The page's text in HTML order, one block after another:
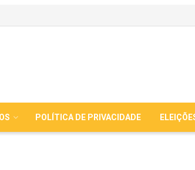
POLÍTICA DE PRIVACIDADE